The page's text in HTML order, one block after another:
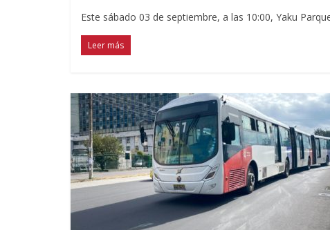
Este sábado 03 de septiembre, a las 10:00, Yaku
Leer más